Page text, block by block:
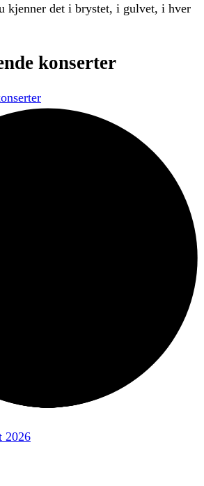
kjenner det i brystet, i gulvet, i hver
konserter
2026